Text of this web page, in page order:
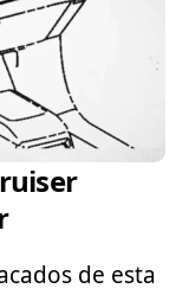
de esta